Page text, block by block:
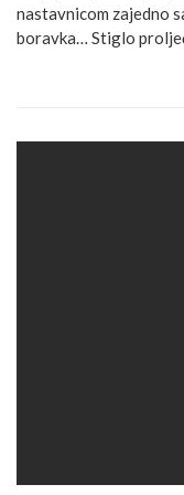
nastavnicom zajedno
boravka… Stiglo